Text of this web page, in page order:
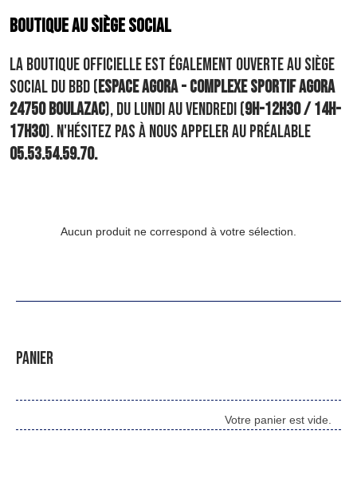
BOUTIQUE AU SIÈGE SOCIAL
LA BOUTIQUE OFFICIELLE EST ÉGALEMENT OUVERTE AU SIÈGE
SOCIAL DU BBD (ESPACE AGORA - COMPLEXE SPORTIF AGORA
24750 BOULAZAC), DU LUNDI AU VENDREDI (9H-12H30 / 14H-
17H30). N'HÉSITEZ PAS À NOUS APPELER AU PRÉALABLE
05.53.54.59.70.
Aucun produit ne correspond à votre sélection.
PANIER
Votre panier est vide.